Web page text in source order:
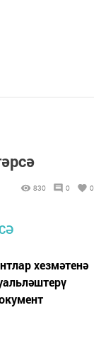
830 0 0
хезмәтенә